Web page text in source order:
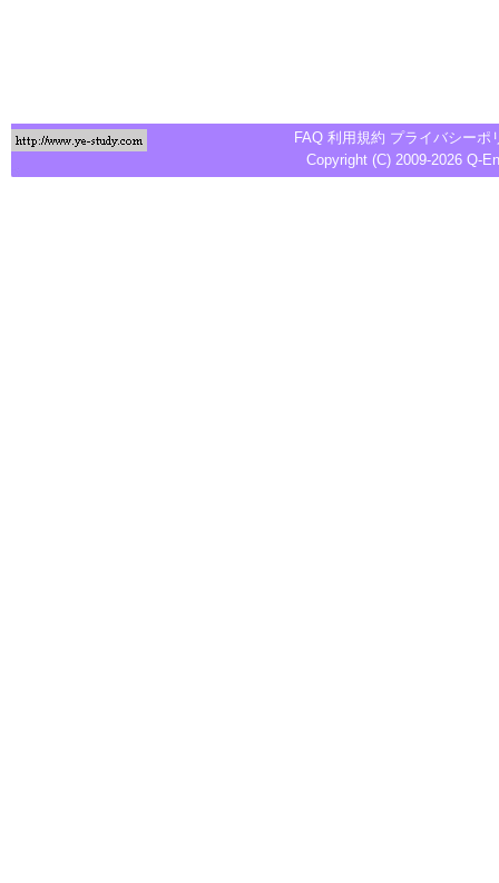
FAQ 利用規約 プライバシーポ
Copyright (C) 2009-2026 Q-